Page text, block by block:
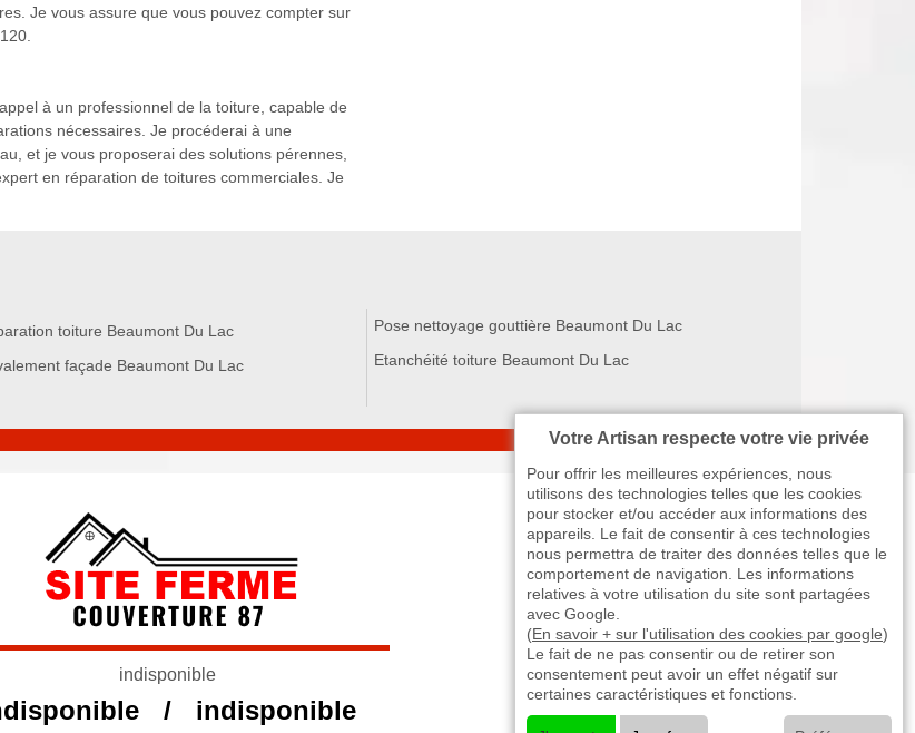
Je vous assure que vous pouvez compter sur
à un professionnel de la toiture, capable de
nécessaires. Je procéderai à une
et je vous proposerai des solutions pérennes,
en réparation de toitures commerciales. Je
toiture Beaumont Du Lac
façade Beaumont Du Lac
Pose nettoyage gouttière Beaumont Du Lac
Etanchéité toiture Beaumont Du Lac
indisponible
/ indisponible
Votre Artisan respecte votre vie privée
Pour offrir les meilleures expériences, nous
utilisons des technologies telles que les cookies
pour stocker et/ou accéder aux informations des
appareils. Le fait de consentir à ces technologies
nous permettra de traiter des données telles que le
comportement de navigation. Les informations
relatives à votre utilisation du site sont partagées
avec Google.
(En savoir + sur l'utilisation des cookies par google)
Le fait de ne pas consentir ou de retirer son
consentement peut avoir un effet négatif sur
certaines caractéristiques et fonctions.